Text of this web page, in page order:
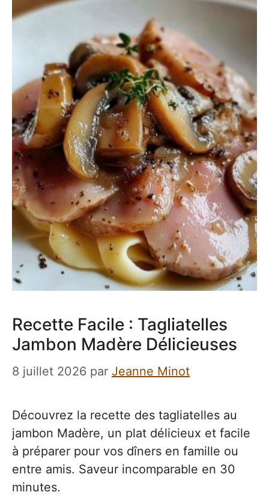
Recette Facile : Tagliatelles
Jambon Madère Délicieuses
8 juillet 2026 par Jeanne Minot
Découvrez la recette des tagliatelles au
jambon Madère, un plat délicieux et facile
à préparer pour vos dîners en famille ou
entre amis. Saveur incomparable en 30
minutes.